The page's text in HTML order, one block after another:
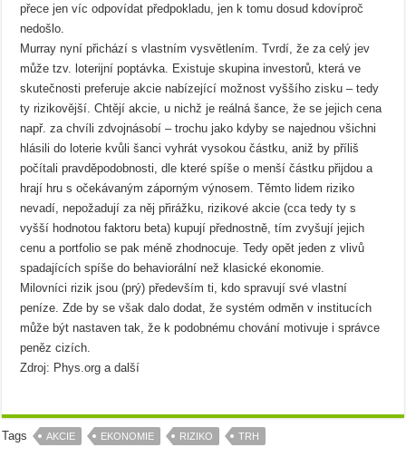
přece jen víc odpovídat předpokladu, jen k tomu dosud kdovíproč
nedošlo.
Murray nyní přichází s vlastním vysvětlením. Tvrdí, že za celý jev
může tzv. loterijní poptávka. Existuje skupina investorů, která ve
skutečnosti preferuje akcie nabízející možnost vyššího zisku – tedy
ty rizikovější. Chtějí akcie, u nichž je reálná šance, že se jejich cena
např. za chvíli zdvojnásobí – trochu jako kdyby se najednou všichni
hlásili do loterie kvůli šanci vyhrát vysokou částku, aniž by příliš
počítali pravděpodobnosti, dle které spíše o menší částku přijdou a
hrají hru s očekávaným záporným výnosem. Těmto lidem riziko
nevadí, nepožadují za něj přirážku, rizikové akcie (cca tedy ty s
vyšší hodnotou faktoru beta) kupují přednostně, tím zvyšují jejich
cenu a portfolio se pak méně zhodnocuje. Tedy opět jeden z vlivů
spadajících spíše do behaviorální než klasické ekonomie.
Milovníci rizik jsou (prý) především ti, kdo spravují své vlastní
peníze. Zde by se však dalo dodat, že systém odměn v institucích
může být nastaven tak, že k podobnému chování motivuje i správce
peněz cizích.
Zdroj: Phys.org a další
Tags AKCIE EKONOMIE RIZIKO TRH